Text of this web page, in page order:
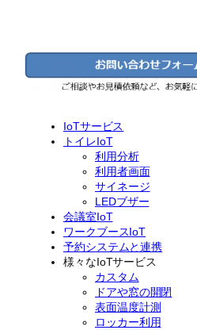
IoTサービス
トイレIoT
利用分析
利用者画面
サイネージ
LEDブザー
会議室IoT
ワークブースIoT
予約システムと連携
様々なIoTサービス
カスタム
ドアや窓の開閉
表面温度計測
ロッカー利用